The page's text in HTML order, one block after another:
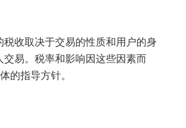
收取决于交易的性质和用户的身
易。税率和影响因这些因素而
的指导方针。